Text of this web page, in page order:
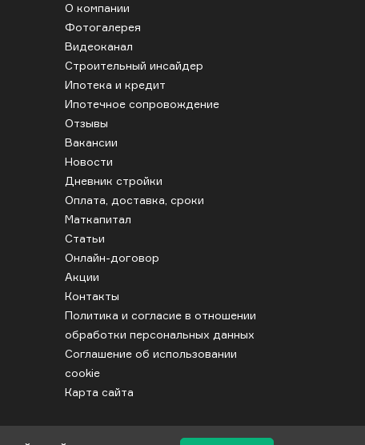
О компании
Фотогалерея
Видеоканал
Строительный инсайдер
Ипотека и кредит
Ипотечное сопровождение
Отзывы
Вакансии
Новости
Дневник стройки
Оплата, доставка, сроки
Маткапитал
Статьи
Онлайн-договор
Акции
Контакты
Политика и согласие в отношении
обработки персональных данных
Соглашение об использовании
cookie
Карта сайта